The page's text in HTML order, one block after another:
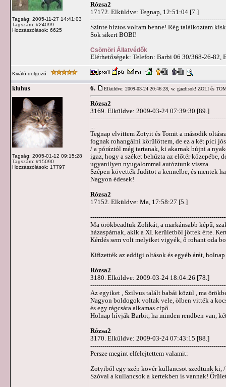
Tagság: 2005-11-27 14:41:03
Tagszám: #24099
Hozzászólások: 6625
Rózsa2
17172. Elküldve: Tegnap, 12:51:04 [7.]
Szinte biztos voltam benne! Rég találkoztam
Sok sikert BOBI!
Csömöri Állatvédők
Elérhetőségek: Telefon: Barbi 06 30/368-26-82,
Kiváló dolgozó
kluhus
Tagság: 2005-01-12 09:15:28
Tagszám: #15090
Hozzászólások: 17797
6. Elküldve: 2009-03-24 20:46:28, w. gazdisok! ZOLI és
Rózsa2
3169. Elküldve: 2009-03-24 07:39:30 [89.]
Tegnap elvittem Zotyit és Tomit a második
fognak rohangálni körülöttem, de ez a két pici
/ a póráztól még tartanak, ki akarnak bújni a
igaz, hogy a széket behúzta az előtér közepébe,
ugyanilyen nyugalommal autóztunk vissza.
Szépen követték Juditot a kennelbe, és mentek
Nagyon édesek!
Rózsa2
17152. Elküldve: Ma, 17:58:27 [5.]
Ma örökbeadtuk Zolikát, a markánsabb képű,
házaspárnak, akik a XI. kerületből jöttek érte.
Kérdés sem volt melyiket vigyék, ő rohant oda
Kifizették az eddigi oltások és egyéb árát,
Rózsa2
3180. Elküldve: 2009-03-24 18:04:26 [78.]
Az egyiket , Szilvus talált babái közül , ma
Nagyon boldogok voltak vele, ölben vitték a
és egy rágcsára alkamas cipő.
Holnap hívják Barbit, ha minden rendben van,
Rózsa2
3170. Elküldve: 2009-03-24 07:43:15 [88.]
Persze megint elfelejtettem valamit:
Zotyiból egy szép kövér kullancsot szedtünk ki,
Szóval a kullancsok a kertekben is vannak!